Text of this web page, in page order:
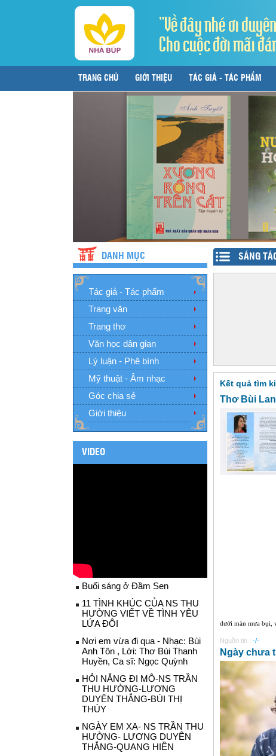
"Về đây nhé ơi
Cho cuộc đời mãi
TRANG CHỦ GIỚI THIỆU TÁC GIẢ - TÁC PHẨM
DANH MỤC
Tác giả - Tác phẩm
Trang văn
Trang thơ
Văn học dân gian
Lý luận - Phê bình
Mỹ thuật - Âm nhạc
Góc chia sẻ
Giới thiệu
VIDEO
Buổi sáng ở Đầm Sen
11 TÌNH KHÚC CỦA NS THU
HƯỜNG VIẾT VỀ TÌNH YÊU
LỨA ĐÔI
Nơi em vừa đi qua - Nhạc: Bùi
Anh Tôn , Lời: Thơ Bùi Thanh
Huyền, Ca sĩ: Ngọc Quỳnh
HỎI NẮNG ĐI MÔ-NS TRẦN
THU HƯỜNG-LƯƠNG
DUYÊN THẮNG-BÙI THỊ
THÚY
NGÀY EM XA- NS TRẦN THU
HƯỜNG- LƯƠNG DUYÊN
THẮNG-QUANG HIỀN
SÁNG
Kết quả tìm
Thơ Bùi
dưới màn mưa bụi,
Nguồn tin : -/-
Ngày chưa